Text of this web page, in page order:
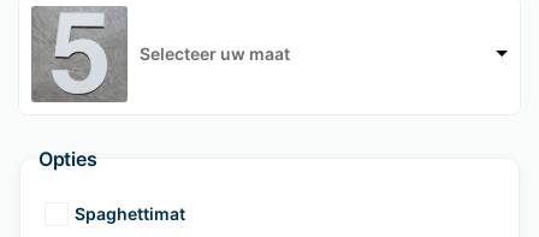
Selecteer uw maat
Opties
Spaghettimat